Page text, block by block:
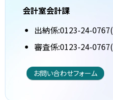
会計室会計課
出納係:0123-24-
審査係:0123-24-
お問い合わせフォーム